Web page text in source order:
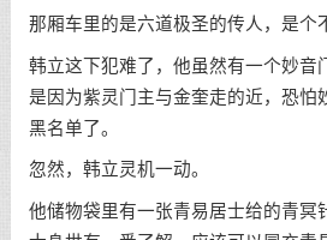
那厢车里的是六道极圣的传人，是个
韩立这下犯难了，他虽然有一个妙音
是因为紫灵门主与金奎走的近，恐怕
黑名单了。
忽然，韩立灵机一动。
他储物袋里有一张青易居士给的青冥